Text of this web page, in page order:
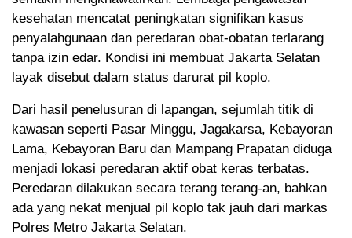
kesehatan mencatat peningkatan signifikan kasus
penyalahgunaan dan peredaran obat-obatan terlarang
tanpa izin edar. Kondisi ini membuat Jakarta Selatan
layak disebut dalam status darurat pil koplo.
Dari hasil penelusuran di lapangan, sejumlah titik di
kawasan seperti Pasar Minggu, Jagakarsa, Kebayoran
Lama, Kebayoran Baru dan Mampang Prapatan diduga
menjadi lokasi peredaran aktif obat keras terbatas.
Peredaran dilakukan secara terang terang-an, bahkan
ada yang nekat menjual pil koplo tak jauh dari markas
Polres Metro Jakarta Selatan.